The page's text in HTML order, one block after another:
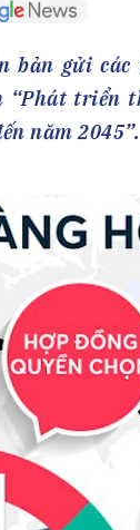
bản gửi
“Phát triển
năm 2045”.